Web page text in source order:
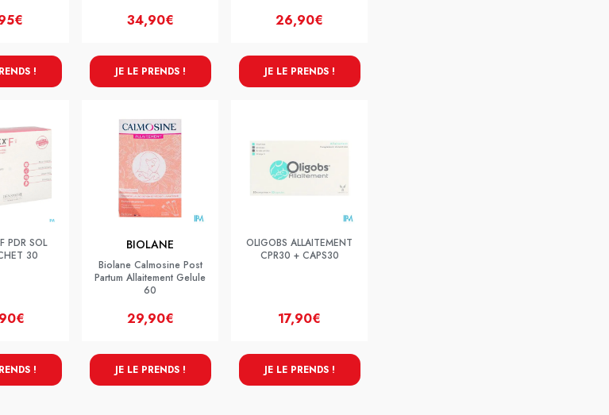
!
34,90€
JE LE PRENDS !
26,90€
JE LE PRENDS !
PDR SOL
30
!
BIOLANE
Biolane Calmosine Post
Partum Allaitement Gelule
60
29,90€
JE LE PRENDS !
OLIGOBS ALLAITEMENT
CPR30 + CAPS30
17,90€
JE LE PRENDS !